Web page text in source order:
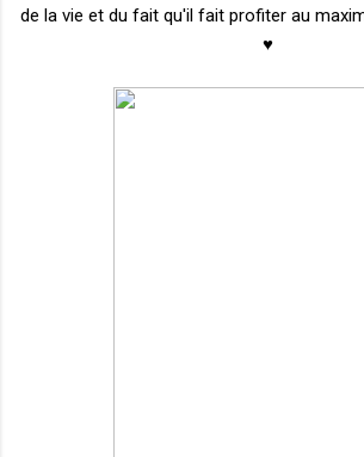
de la vie et du fait qu'il fait profiter au
♥